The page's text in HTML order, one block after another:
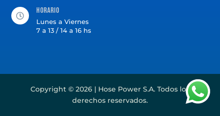

Horario
Lunes a Viernes
7 a 13 / 14 a 16 hs
Copyright © 2026 | Hose Power S.A. Todos los
derechos reservados.